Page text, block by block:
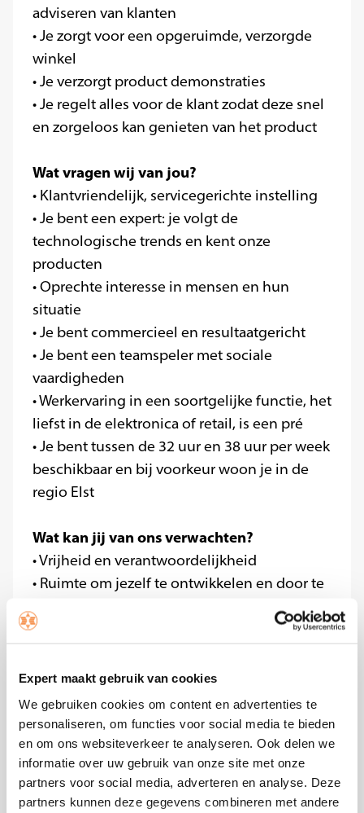
Expert maakt gebruik van cookies
We gebruiken cookies om content en advertenties te
personaliseren, om functies voor social media te bieden
en om ons websiteverkeer te analyseren. Ook delen we
informatie over uw gebruik van onze site met onze
partners voor social media, adverteren en analyse. Deze
partners kunnen deze gegevens combineren met andere
adviseren van klanten
• Je zorgt voor een opgeruimde, verzorgde
winkel
• Je verzorgt product demonstraties
• Je regelt alles voor de klant zodat deze snel
en zorgeloos kan genieten van het product
Wat vragen wij van jou?
• Klantvriendelijk, servicegerichte instelling
• Je bent een expert: je volgt de
technologische trends en kent onze
producten
• Oprechte interesse in mensen en hun
situatie
• Je bent commercieel en resultaatgericht
• Je bent een teamspeler met sociale
vaardigheden
• Werkervaring in een soortgelijke functie, het
liefst in de elektronica of retail, is een pré
• Je bent tussen de 32 uur en 38 uur per week
beschikbaar en bij voorkeur woon je in de
regio Elst
Wat kan jij van ons verwachten?
• Vrijheid en verantwoordelijkheid
• Ruimte om jezelf te ontwikkelen en door te
• Opleidingsmogelijkheden
werkervaring
• Goede secundaire arbeidsvoorwaarden
• Werken in een compact, enthousiast team
waar jouw inbreng het verschil maakt
• Korting op producten uit ons assortiment